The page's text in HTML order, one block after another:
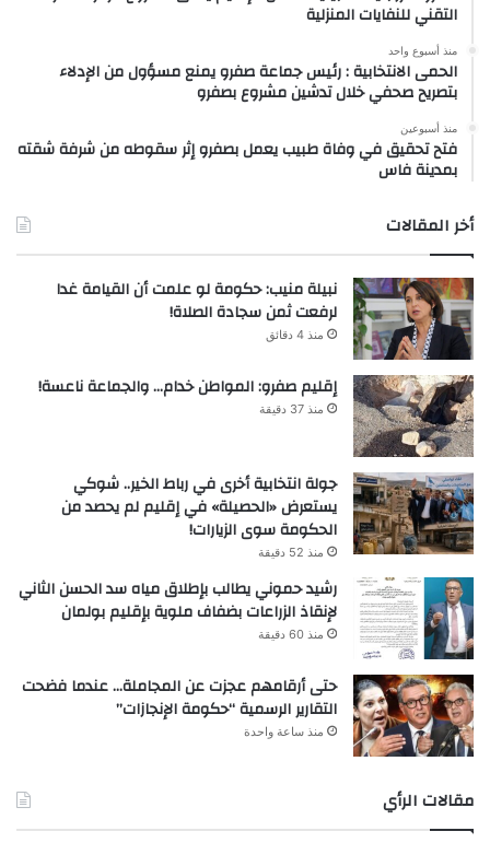
التقني للنفايات المنزلية
منذ أسبوع واحد
الحمى الانتخابية : رئيس جماعة صفرو يمنع مسؤول من الإدلاء
بتصريح صحفي خلال تدشين مشروع بصفرو
منذ أسبوعين
فتح تحقيق في وفاة طبيب يعمل بصفرو إثر سقوطه من شرفة شقته
بمدينة فاس
أخر المقالات
نبيلة منيب: حكومة لو علمت أن القيامة غدا
لرفعت ثمن سجادة الصلاة!
منذ 4 دقائق
إقليم صفرو: المواطن خدام… والجماعة ناعسة!
منذ 37 دقيقة
جولة انتخابية أخرى في رباط الخير.. شوكي
يستعرض «الحصيلة» في إقليم لم يحصد من
الحكومة سوى الزيارات!
منذ 52 دقيقة
رشيد حموني يطالب بإطلاق مياه سد الحسن الثاني
لإنقاذ الزراعات بضفاف ملوية بإقليم بولمان
منذ 60 دقيقة
حتى أرقامهم عجزت عن المجاملة… عندما فضحت
التقارير الرسمية “حكومة الإنجازات”
منذ ساعة واحدة
مقالات الرأي